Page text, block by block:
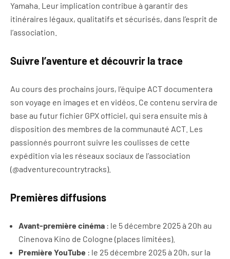
Yamaha. Leur implication contribue à garantir des
itinéraires légaux, qualitatifs et sécurisés, dans l’esprit de
l’association.
Suivre l’aventure et découvrir la trace
Au cours des prochains jours, l’équipe ACT documentera
son voyage en images et en vidéos. Ce contenu servira de
base au futur fichier GPX officiel, qui sera ensuite mis à
disposition des membres de la communauté ACT. Les
passionnés pourront suivre les coulisses de cette
expédition via les réseaux sociaux de l’association
(@adventurecountrytracks).
Premières diffusions
Avant-première cinéma : le 5 décembre 2025 à 20h au
Cinenova Kino de Cologne (places limitées).
Première YouTube : le 25 décembre 2025 à 20h, sur la